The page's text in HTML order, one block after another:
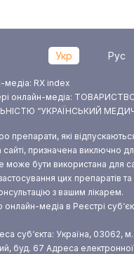
Укр Рус
медіа: RX index
онлайн-медіа:
“УКРАЇНСЬКИЙ
препарати, які
призначена виключно
може бути використана для
цих препаратів та
з вашим лікарем.
онлайн-медіа в Реєстрі
суб‘єкта: Україна, 03062,
буд. 67 Адреса електронної